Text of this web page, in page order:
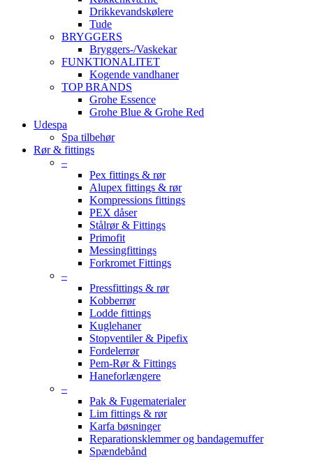
Drikkevandskølere
Tude
BRYGGERS
Bryggers-/Vaskekar
FUNKTIONALITET
Kogende vandhaner
TOP BRANDS
Grohe Essence
Grohe Blue & Grohe Red
Udespa
Spa tilbehør
Rør & fittings
–
Pex fittings & rør
Alupex fittings & rør
Kompressions fittings
PEX dåser
Stålrør & Fittings
Primofit
Messingfittings
Forkromet Fittings
–
Pressfittings & rør
Kobberrør
Lodde fittings
Kuglehaner
Stopventiler & Pipefix
Fordelerrør
Pem-Rør & Fittings
Haneforlængere
–
Pak & Fugematerialer
Lim fittings & rør
Karfa bøsninger
Reparationsklemmer og bandagemuffer
Spændebånd